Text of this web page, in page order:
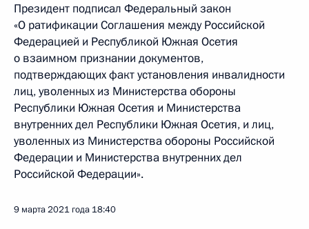
Президент подписал Федеральный закон
«О ратификации Соглашения между Российской
Федерацией и Республикой Южная Осетия
о взаимном признании документов,
подтверждающих факт установления инвалидности
лиц, уволенных из Министерства обороны
Республики Южная Осетия и Министерства
внутренних дел Республики Южная Осетия, и лиц,
уволенных из Министерства обороны Российской
Федерации и Министерства внутренних дел
Российской Федерации».
9 марта 2021 года 18:40